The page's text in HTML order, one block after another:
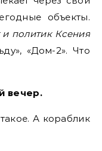
объекты.
и политик Ксения
«Дом-2». Что
вечер.
А кораблик